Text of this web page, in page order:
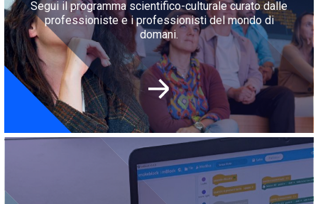
Segui il programma scientifico-culturale curato dalle
professioniste e i professionisti del mondo di
domani.
Immagine